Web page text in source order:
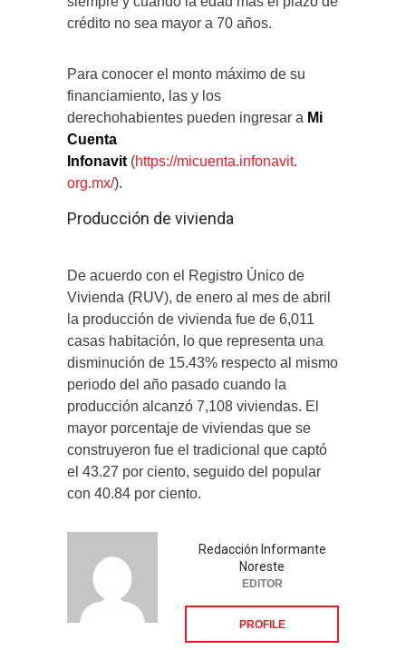
crédito no sea mayor a 70 años.
Para conocer el monto máximo de su
financiamiento, las y los
derechohabientes pueden ingresar a Mi
Cuenta
Infonavit (https://micuenta.infonavit.
org.mx/).
Producción de vivienda
De acuerdo con el Registro Único de
Vivienda (RUV), de enero al mes de abril
la producción de vivienda fue de 6,011
casas habitación, lo que representa una
disminución de 15.43% respecto al mismo
periodo del año pasado cuando la
producción alcanzó 7,108 viviendas. El
mayor porcentaje de viviendas que se
construyeron fue el tradicional que captó
el 43.27 por ciento, seguido del popular
con 40.84 por ciento.
Redacción Informante
Noreste
EDITOR
PROFILE